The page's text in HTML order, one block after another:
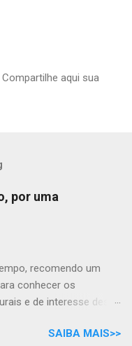
aqui sua
por uma
recomendo um
conhecer os
e de interesse desta
do mundo, por que não
SAIBA MAIS>>